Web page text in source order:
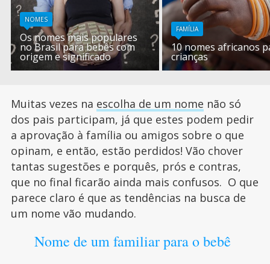
NOMES
Os nomes mais populares
no Brasil para bebês com
origem e significado
FAMÍLIA
10 nomes africanos
crianças
Muitas vezes na escolha de um nome não só
dos pais participam, já que estes podem pedir
a aprovação à família ou amigos sobre o que
opinam, e então, estão perdidos! Vão chover
tantas sugestões e porquês, prós e contras,
que no final ficarão ainda mais confusos. O que
parece claro é que as tendências na busca de
um nome vão mudando.
Nome de um familiar para o bebê